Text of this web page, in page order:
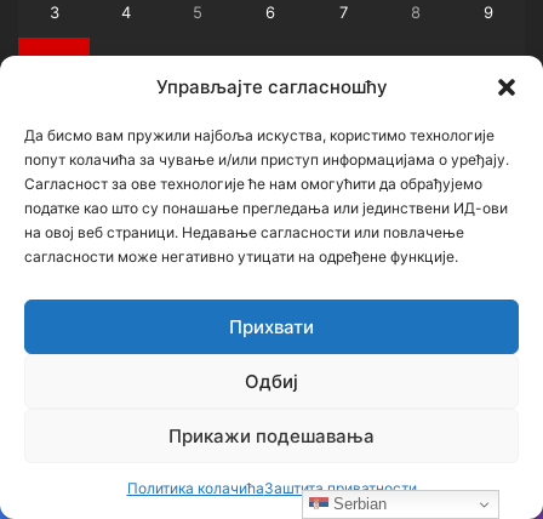
Управљајте сагласношћу
Да бисмо вам пружили најбоља искуства, користимо технологије
попут колачића за чување и/или приступ информацијама о уређају.
Сагласност за ове технологије ће нам омогућити да обрађујемо
податке као што су понашање прегледања или јединствени ИД-ови
на овој веб страници. Недавање сагласности или повлачење
сагласности може негативно утицати на одређене функције.
Прихвати
Одбиј
Прикажи подешавања
Политика колачићаЗаштита приватности
3 4 5 6 7 8 9
10 11 12 13 14 15 16
24 25 26 27 28 29 30
31
Serbian